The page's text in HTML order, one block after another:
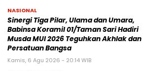
NASIONAL
Sinergi Tiga Pilar, Ulama dan Umara,
Babinsa Koramil 01/Taman Sari Hadiri
Musda MUI 2026 Teguhkan Akhlak dan
Persatuan Bangsa
Kamis, 6 Agu 2026 - 20:14 WIB